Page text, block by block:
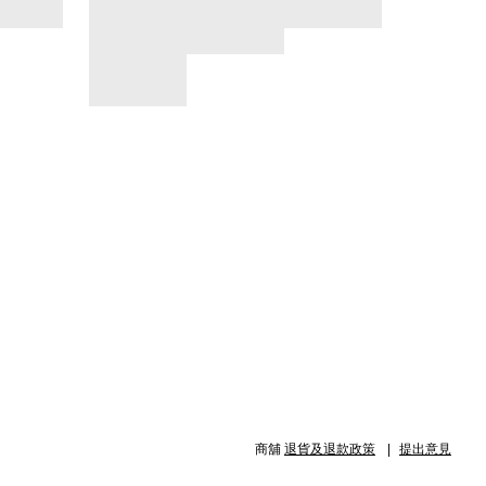
商舖 退貨及退款政策 提出意見